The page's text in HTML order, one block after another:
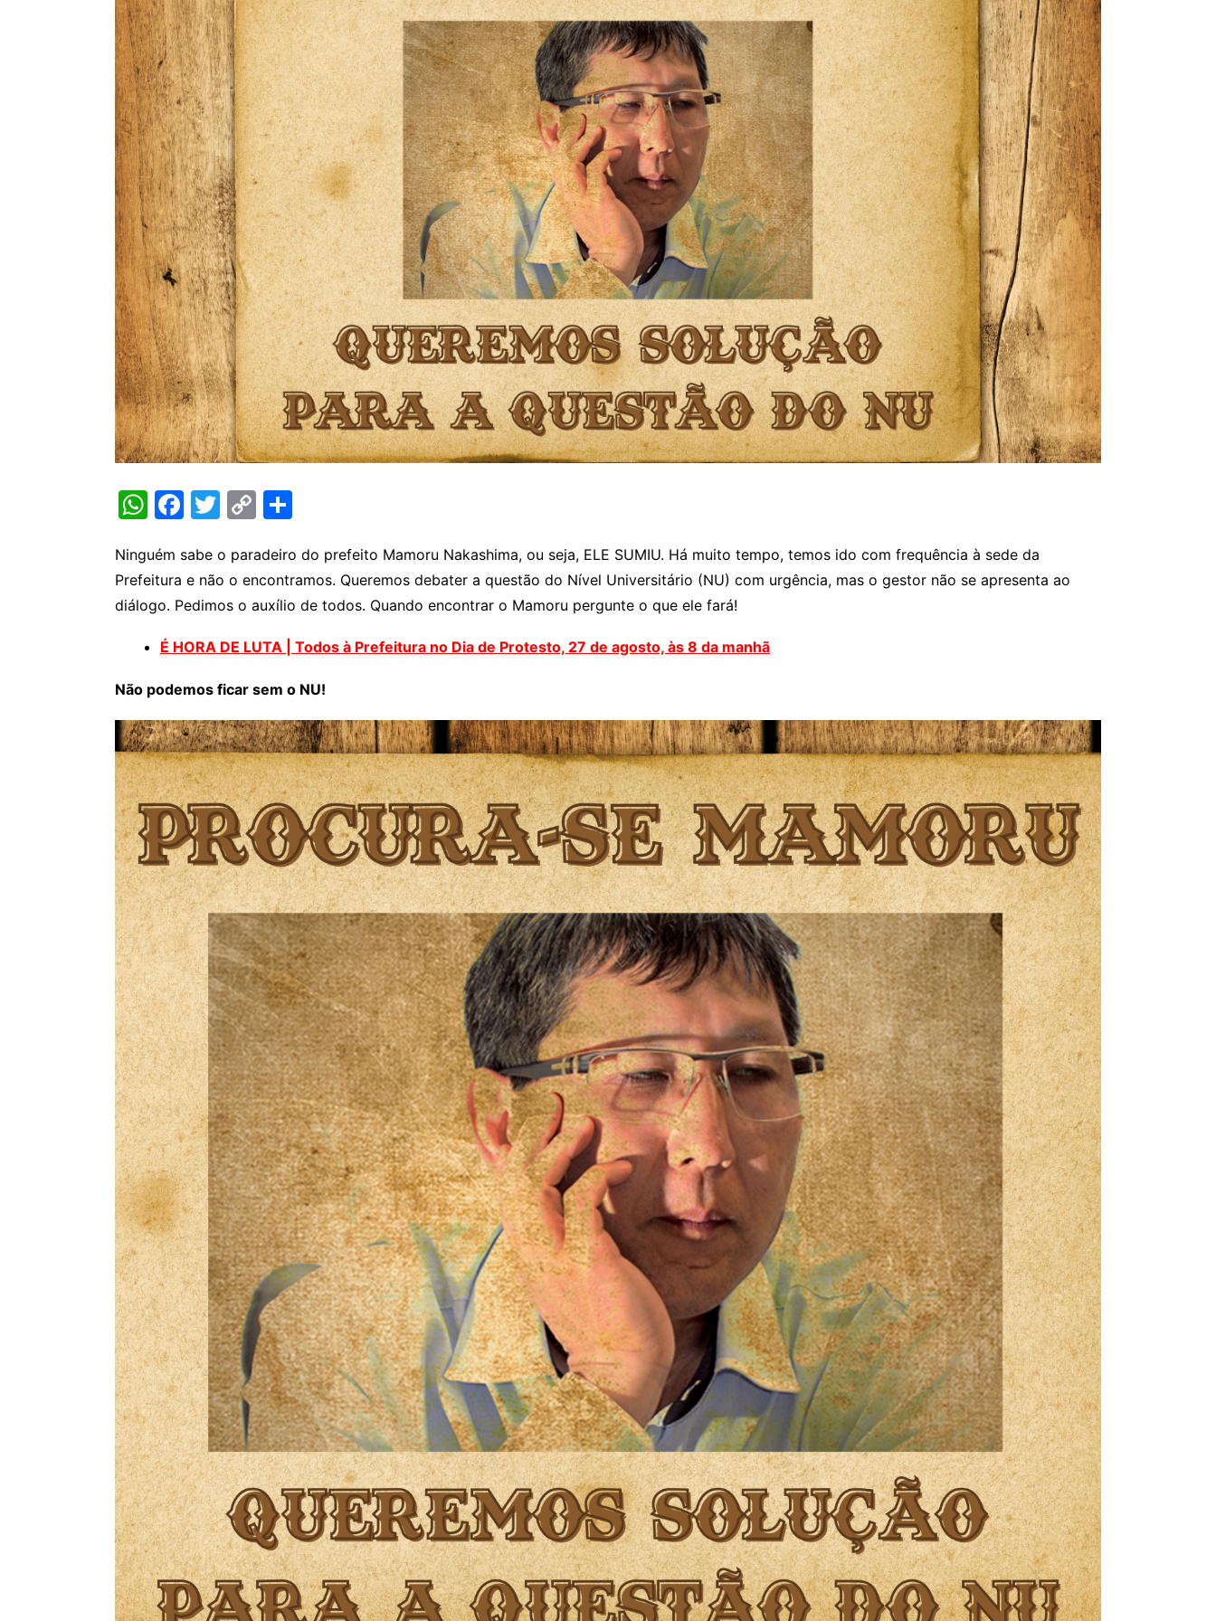
Idiomas
Max Doutor
Mogidonto
Plena Odonto
Plantão Card
Psicólogo
Studio Jet Silva
Sindicatos Online
W
at
s
A
p
p
F
c
e
b
o
o
k
T
itt
er
C
p
y
Li
n
k
ar
e
Ninguém sabe o paradeiro do prefeito Mamoru Nakashima, ou seja, ELE SUMIU. Há muito tempo, temos ido com frequência à sede da
Prefeitura e não o encontramos. Queremos debater a questão do Nível Universitário (NU) com urgência, mas o gestor não se apresenta ao
diálogo. Pedimos o auxílio de todos. Quando encontrar o Mamoru pergunte o que ele fará!
É HORA DE LUTA | Todos à Prefeitura no Dia de Protesto, 27 de agosto, às 8 da manhã
Não podemos ficar sem o NU!